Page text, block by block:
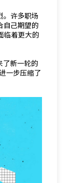
。许多职场
自己期望的
临着更大的
了新一轮的
一步压缩了